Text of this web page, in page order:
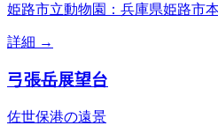
姫路市立動物園：兵庫県姫路市
詳細 →
弓張岳展望台
佐世保港の遠景